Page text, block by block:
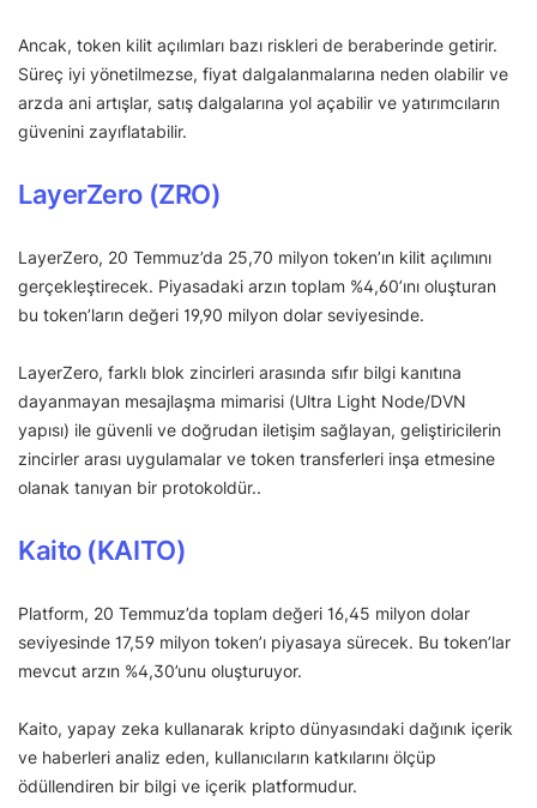
Ancak, token kilit açılımları bazı riskleri de beraberinde getirir.
Süreç iyi yönetilmezse, fiyat dalgalanmalarına neden olabilir ve
arzda ani artışlar, satış dalgalarına yol açabilir ve yatırımcıların
güvenini zayıflatabilir.
LayerZero (ZRO)
LayerZero, 20 Temmuz’da 25,70 milyon token’ın kilit açılımını
gerçekleştirecek. Piyasadaki arzın toplam %4,60’ını oluşturan
bu token’ların değeri 19,90 milyon dolar seviyesinde.
LayerZero, farklı blok zincirleri arasında sıfır bilgi kanıtına
dayanmayan mesajlaşma mimarisi (Ultra Light Node/DVN
yapısı) ile güvenli ve doğrudan iletişim sağlayan, geliştiricilerin
zincirler arası uygulamalar ve token transferleri inşa etmesine
olanak tanıyan bir protokoldür..
Kaito (KAITO)
Platform, 20 Temmuz’da toplam değeri 16,45 milyon dolar
seviyesinde 17,59 milyon token’ı piyasaya sürecek. Bu token’lar
mevcut arzın %4,30’unu oluşturuyor.
Kaito, yapay zeka kullanarak kripto dünyasındaki dağınık içerik
ve haberleri analiz eden, kullanıcıların katkılarını ölçüp
ödüllendiren bir bilgi ve içerik platformudur.